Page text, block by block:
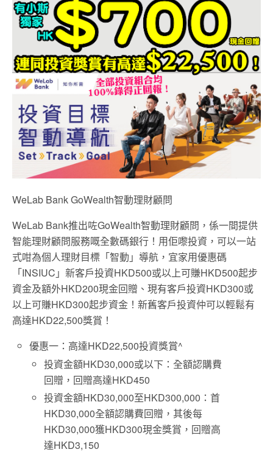
WeLab Bank GoWealth智動理財顧問
WeLab Bank推出咗GoWealth智動理財顧問，係一間提供
智能理財顧問服務嘅全數碼銀行！用佢嚟投資，可以一站
式咁為個人理財目標「智動」導航，宜家用優惠碼
「INSIUC」新客戶投資HKD500或以上可賺HKD500起步
資金及額外HKD200現金回贈、現有客戶投資HKD300或
以上可賺HKD300起步資金！新舊客戶投資仲可以輕鬆有
高達HKD22,500獎賞！
優惠一：高達HKD22,500投資獎賞^
投資金額HKD30,000或以下：全額認購費
回贈，回贈高達HKD450
投資金額HKD30,000至HKD300,000：首
HKD30,000全額認購費回贈，其後每
HKD30,000獲HKD300現金獎賞，回贈高
達HKD3,150